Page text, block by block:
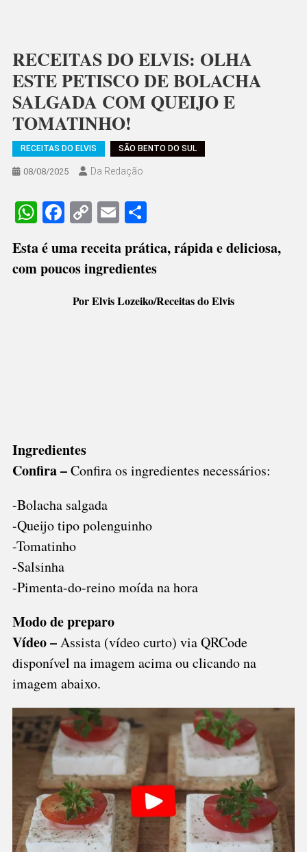
RECEITAS DO ELVIS: OLHA
ESTE PETISCO DE BOLACHA
SALGADA COM QUEIJO E
TOMATINHO!
RECEITAS DO ELVIS SÃO BENTO DO SUL
08/08/2025 Da Redação
WhatsApp
Facebook
CopyEmailShare
Esta é uma receita prática, rápida e deliciosa,
com poucos ingredientes
Por Elvis Lozeiko/Receitas do Elvis
Ingredientes
Confira –Confira os ingredientes necessários:
-Bolacha salgada
-Queijo tipo polenguinho
-Tomatinho
-Salsinha
-Pimenta-do-reino moída na hora
Modo de preparo
Vídeo –Assista (vídeo curto) via QRCode
disponível na imagem acima ou clicando na
imagem abaixo.